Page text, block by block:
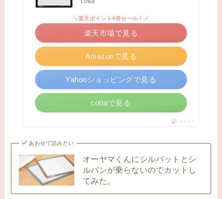
Amazonで見る
＼楽天ポイント4倍セール！／
楽天市場で見る
Yahooショッピングで見る
cottaで見る
ポチップ
あわせて読みたい
オーヤマくんにシルパットとシ
ルパンが乗らないのでカットし
てみた。